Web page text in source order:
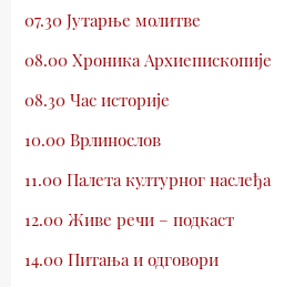
07.30 Јутарње молитве
08.00 Хроника Архиепископије
08.30 Час историје
10.00 Врлинослов
11.00 Палета културног наслеђа
12.00 Живе речи – подкаст
14.00 Питања и одговори